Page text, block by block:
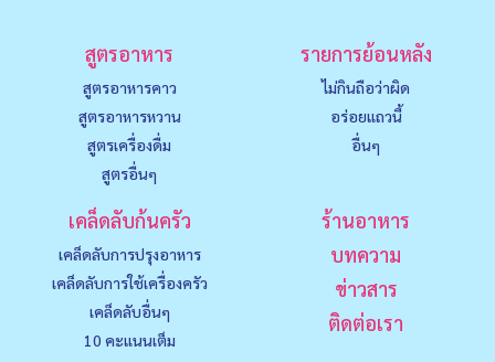
สูตรอาหาร
สูตรอาหารคาว
สูตรอาหารหวาน
สูตรเครื่องดื่ม
สูตรอื่นๆ
รายการย้อนหลัง
ไม่กินถือว่าผิด
อร่อยแถวนี้
อื่นๆ
เคล็ดลับก้นครัว
เคล็ดลับการปรุงอาหาร
เคล็ดลับการใช้เครื่องครัว
เคล็ดลับอื่นๆ
10 คะแนนเต็ม
ร้านอาหาร
บทความ
ข่าวสาร
ติดต่อเรา